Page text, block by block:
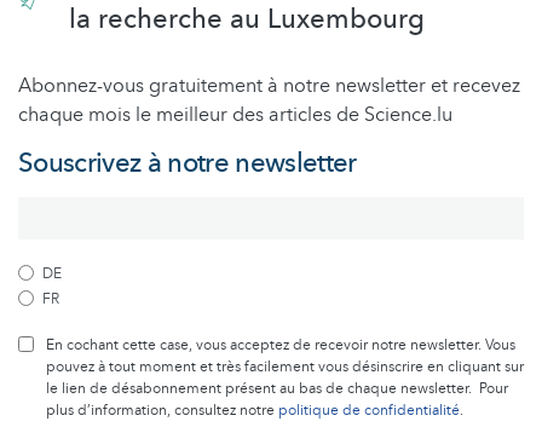
la recherche au Luxembourg
Abonnez-vous gratuitement à notre newsletter et recevez
chaque mois le meilleur des articles de Science.lu
Souscrivez à notre newsletter
DE
FR
En cochant cette case, vous acceptez de recevoir notre newsletter. Vous
pouvez à tout moment et très facilement vous désinscrire en cliquant sur
le lien de désabonnement présent au bas de chaque newsletter. Pour
plus d’information, consultez notre politique de confidentialité.